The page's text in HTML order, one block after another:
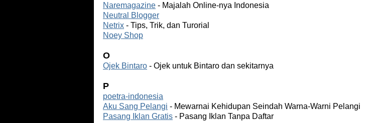
Naremagazine - Majalah Online-nya Indonesia
Neutral Blogger
Netrix - Tips, Trik, dan Turorial
Noey Shop
O
Ojek Bintaro - Ojek untuk Bintaro dan sekitarnya
P
poetra-indonesia
Aku Sang Pelangi - Mewarnai Kehidupan Seindah Warna-Warni Pelangi
Pasang Iklan Gratis - Pasang Iklan Tanpa Daftar